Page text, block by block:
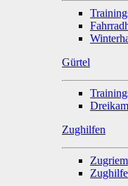
Gürtel
Zughilfen